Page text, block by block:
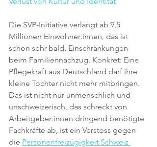
Die SVP-Initiative verlangt ab 9,5
Millionen Einwohner:innen, das ist
schon sehr bald, Einschränkungen
beim Familiennachzug. Konkret: Eine
Pflegekraft aus Deutschland darf ihre
kleine Tochter nicht mehr mitbringen.
Das ist nicht nur unmenschlich und
unschweizerisch, das schreckt von
Arbeitgeber:innen dringend benötigte
Fachkräfte ab, ist ein Verstoss gegen
die Personenfreizügigkeit Schweiz